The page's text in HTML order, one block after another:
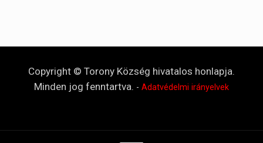
Copyright © Torony Község hivatalos honlapja.
Minden jog fenntartva. - Adatvédelmi irányelvek